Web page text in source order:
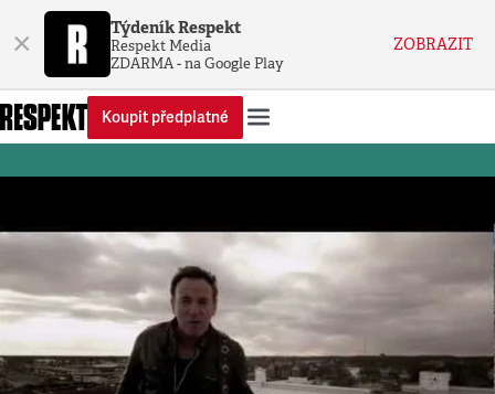
× Týdeník Respekt
Respekt Media
ZDARMA - na Google Play
ZOBRAZIT
Koupit předplatné